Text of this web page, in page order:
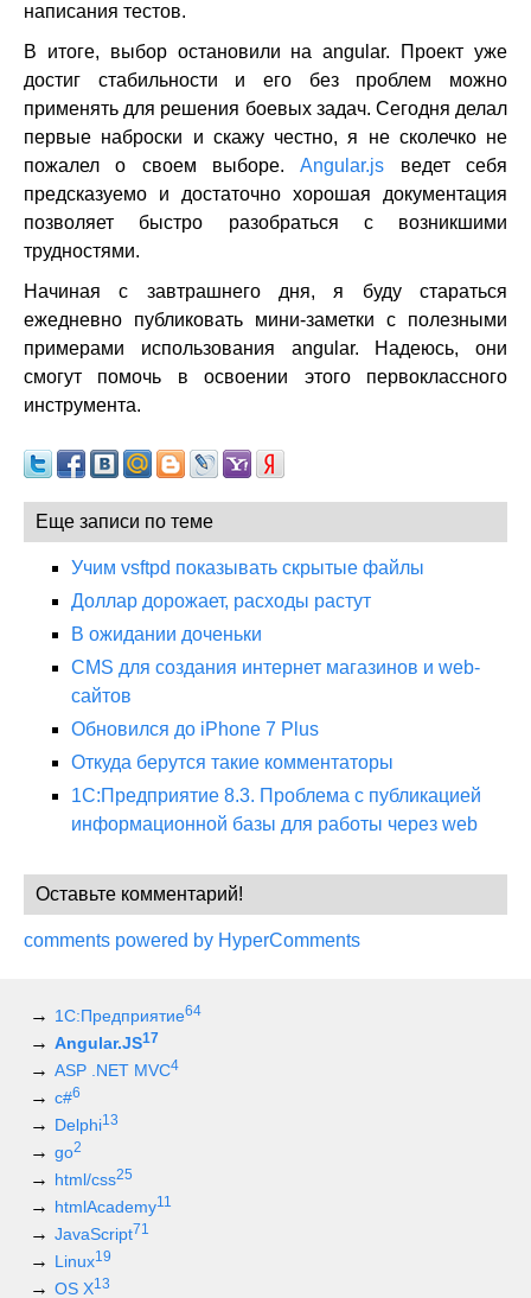
написания тестов.
В итоге, выбор остановили на angular. Проект уже
достиг стабильности и его без проблем можно
применять для решения боевых задач. Сегодня делал
первые наброски и скажу честно, я не сколечко не
пожалел о своем выборе.Angular.js ведет себя
предсказуемо и достаточно хорошая документация
позволяет быстро разобраться с возникшими
трудностями.
Начиная с завтрашнего дня, я буду стараться
ежедневно публиковать мини-заметки с полезными
примерами использования angular. Надеюсь, они
смогут помочь в освоении этого первоклассного
инструмента.
Еще записи по теме
Учим vsftpd показывать скрытые файлы
Доллар дорожает, расходы растут
В ожидании доченьки
CMS для создания интернет магазинов и web-
сайтов
Обновился до iPhone 7 Plus
Откуда берутся такие комментаторы
1С:Предприятие 8.3. Проблема с публикацией
информационной базы для работы через web
Оставьте комментарий!
comments powered by HyperComments
1С:Предприятие64
Angular.JS17
ASP .NET MVC4
c#6
Delphi13
go2
html/css25
htmlAcademy11
JavaScript71
Linux19
OS X13